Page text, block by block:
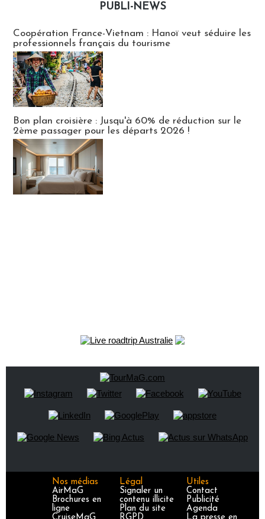
PUBLI-NEWS
Coopération France-Vietnam : Hanoï veut séduire les
professionnels français du tourisme
Bon plan croisière : Jusqu'à 60% de réduction sur le
2ème passager pour les départs 2026 !
Nos médias
AirMaG
Brochures en
ligne
Légal
Signaler un
contenu illicite
Plan du site
Utiles
Contact
Publicité
Agenda